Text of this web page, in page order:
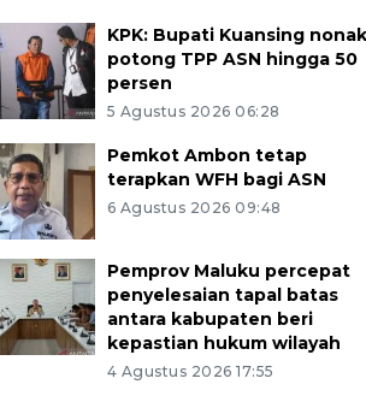
KPK: Bupati Kuansing
potong TPP ASN hingga 50
persen
5 Agustus 2026 06:28
Pemkot Ambon tetap
terapkan WFH bagi ASN
6 Agustus 2026 09:48
Pemprov Maluku percepat
penyelesaian tapal batas
antara kabupaten beri
kepastian hukum wilayah
4 Agustus 2026 17:55